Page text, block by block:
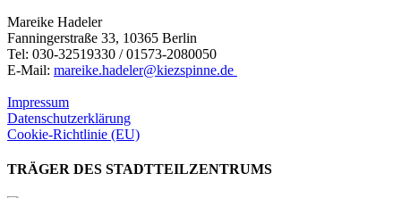
Mareike Hadeler
Fanningerstraße 33, 10365 Berlin
Tel: 030-32519330 / 01573-2080050
E-Mail: mareike.hadeler@kiezspinne.de
Impressum
Datenschutzerklärung
Cookie-Richtlinie (EU)
TRÄGER DES STADTTEILZENTRUMS